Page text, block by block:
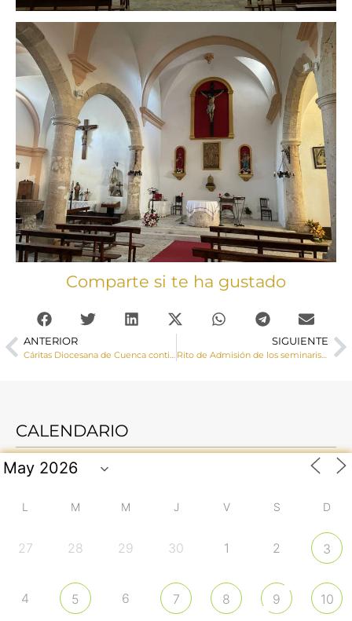
Comparte si te ha gustado
ANTERIOR SIGUIENTE
Rito de Admisión de los seminaristas David Guirado Gutiérrez y Moisés de las Heras Gómez
CALENDARIO
L M M J V S D
27 28 29 30 1 2 3
4 5 6 7 8 9 10